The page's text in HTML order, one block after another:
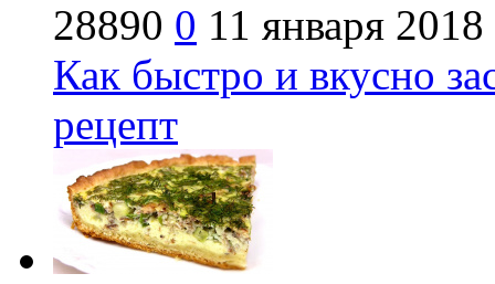
28890 0 11 января 2018
Как быстро и вкусно
рецепт